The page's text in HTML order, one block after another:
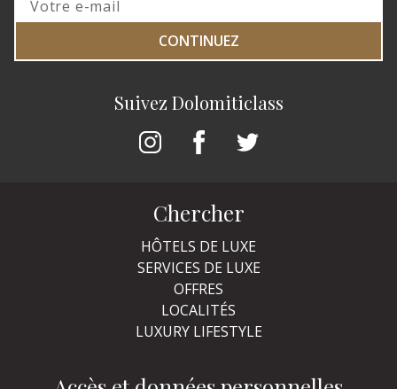
Suivez Dolomiticlass
CONTINUEZ
Chercher
HÔTELS DE LUXE
SERVICES DE LUXE
OFFRES
LOCALITÉS
LUXURY LIFESTYLE